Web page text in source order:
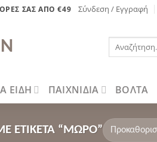
ΣΑΣ ΑΠΟ €49 Σύνδεση / Εγγραφή
Αναζήτηση
ΕΙΔΗ ΠΑΙΧΝΙΔΙΑ ΒΌΛΤΑ
ΕΤΙΚΈΤΑ “ΜΩΡΌ”